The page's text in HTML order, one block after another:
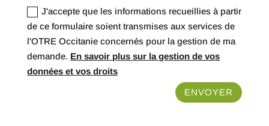
J'accepte que les informations recueillies à partir
de ce formulaire soient transmises aux services de
l'OTRE Occitanie concernés pour la gestion de ma
demande. En savoir plus sur la gestion de vos
données et vos droits
ENVOYER